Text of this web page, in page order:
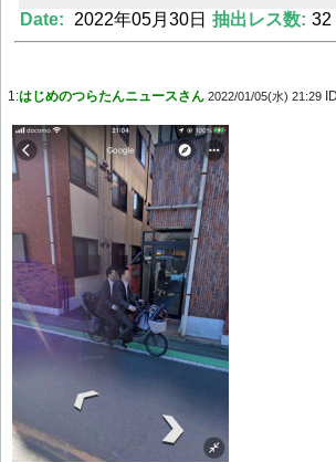
Date: 2022年05月30日 抽出レス数: 32
1:はじめのつらたんニュースさん 2022/01/05(水) 21:29